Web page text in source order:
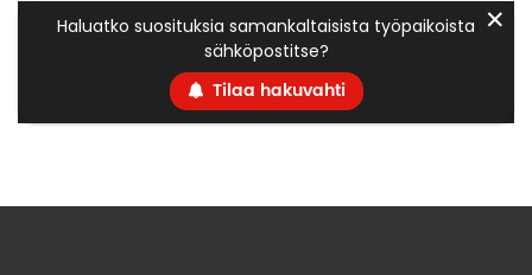
Haluatko suosituksia samankaltaisista työpaikoista
sähköpostitse?
Tilaa hakuvahti
✕